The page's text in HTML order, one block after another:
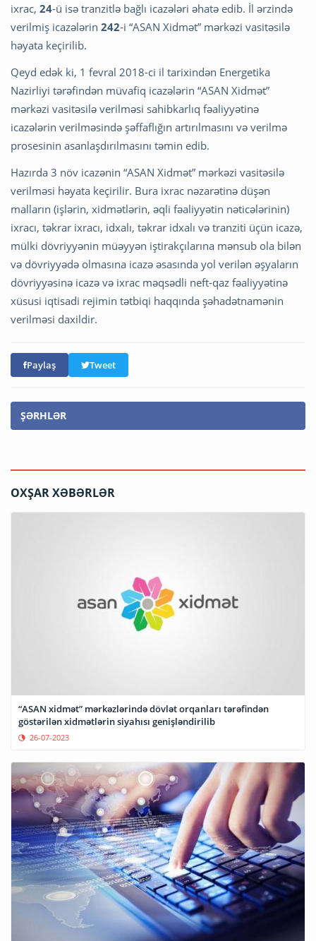
ixrac, 24-ü isə tranzitlə bağlı icazələri əhatə edib. İl ərzində
verilmiş icazələrin 242-i “ASAN Xidmət” mərkəzi vasitəsilə
həyata keçirilib.
Qeyd edək ki, 1 fevral 2018-ci il tarixindən Energetika
Nazirliyi tərəfindən müvafiq icazələrin “ASAN Xidmət”
mərkəzi vasitəsilə verilməsi sahibkarlıq fəaliyyətinə
icazələrin verilməsində şəffaflığın artırılmasını və verilmə
prosesinin asanlaşdırılmasını təmin edib.
Hazırda 3 növ icazənin “ASAN Xidmət” mərkəzi vasitəsilə
verilməsi həyata keçirilir. Bura ixrac nəzarətinə düşən
malların (işlərin, xidmətlərin, əqli fəaliyyətin nəticələrinin)
ixracı, təkrar ixracı, idxalı, təkrar idxalı və tranziti üçün icazə,
mülki dövriyyənin müəyyən iştirakçılarına mənsub ola bilən
və dövriyyədə olmasına icazə əsasında yol verilən əşyaların
dövriyyəsinə icazə və ixrac məqsədli neft-qaz fəaliyyətinə
xüsusi iqtisadi rejimin tətbiqi haqqında şəhadətnamənin
verilməsi daxildir.
Paylaş Tweet
ŞƏRHLƏR
OXŞAR XƏBƏRLƏR
“ASAN xidmət” mərkəzlərində dövlət orqanları tərəfindən
göstərilən xidmətlərin siyahısı genişləndirilib
26-07-2023